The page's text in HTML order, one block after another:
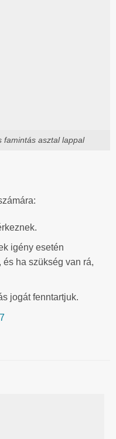
famintás asztal lappal
igény esetén
ha szükség van rá,
jogát fenntartjuk.